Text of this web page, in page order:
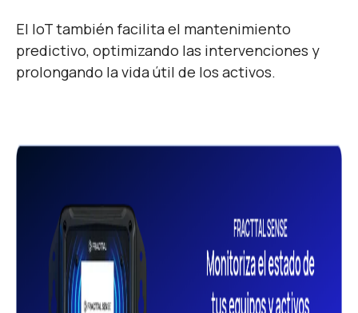
El IoT también facilita el mantenimiento
predictivo, optimizando las intervenciones y
prolongando la vida útil de los activos.